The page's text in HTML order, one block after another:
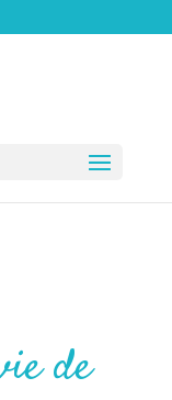
de